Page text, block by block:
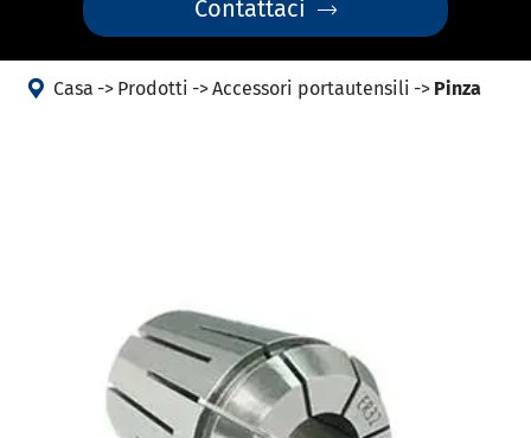
Contattaci 
 Casa Prodotti Accessori portautensili Pinza